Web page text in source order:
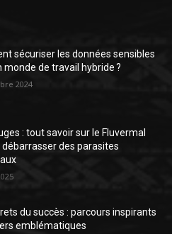
sécuriser les données sensibles
monde de travail hybride ?
2024
: tout savoir sur le Fluvermal
débarrasser des parasites
du succès : parcours inspirants
emblématiques